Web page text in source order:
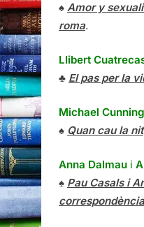
♠ Amor y
roma.
Llibert
♣ El pas per la
Michael
♠ Quan cau la nit
Anna Dalmau i
♠ Pau Casals i